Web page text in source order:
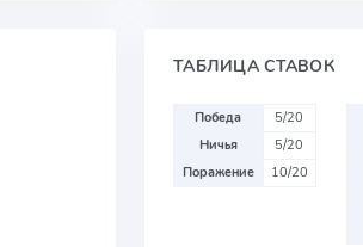
ТАБЛИЦА СТАВОК
Победа
5/20
Ничья
5/20
Поражение
10/20